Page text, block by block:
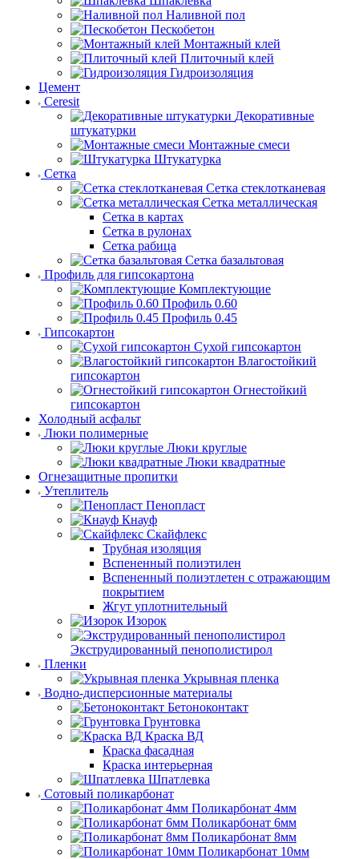
Наливной пол
Пескобетон
Монтажный клей
Плиточный клей
Гидроизоляция
Цемент
Ceresit
Декоративные
штукатурки
Монтажные смеси
Штукатурка
Сетка
Сетка стеклотканевая
Сетка металлическая
Сетка в картах
Сетка в рулонах
Сетка рабица
Сетка базальтовая
Профиль для гипсокартона
Комплектующие
Профиль 0.60
Профиль 0.45
Гипсокартон
Сухой гипсокартон
Влагостойкий
гипсокартон
Огнестойкий
гипсокартон
Холодный асфальт
Люки полимерные
Люки круглые
Люки квадратные
Огнезащитные пропитки
Утеплитель
Пенопласт
Кнауф
Скайфлекс
Трубная изоляция
Вспененный полиэтилен
Вспененный полиэтлетен с отражающим
покрытием
Жгут уплотнительный
Изорок
Экструдированный пенополистирол
Пленки
Укрывная пленка
Водно-дисперсионные материалы
Бетоноконтакт
Грунтовка
Краска ВД
Краска фасадная
Краска интерьерная
Шпатлевка
Сотовый поликарбонат
Поликарбонат 4мм
Поликарбонат 6мм
Поликарбонат 8мм
Поликарбонат 10мм